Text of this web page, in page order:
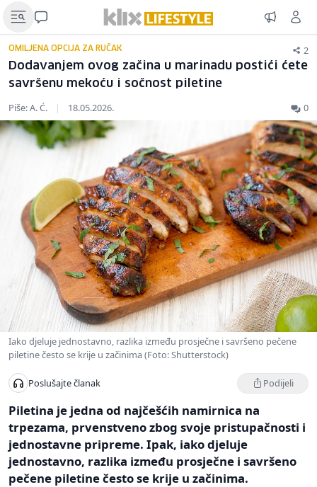
OMILJENA OPCIJA ZA RUČAK 2
Dodavanjem ovog začina u marinadu postići ćete
savršenu mekoću i sočnost piletine
Piše: A. Ć. | 18.05.2026. 0
Iako djeluje jednostavno, razlika između prosječne i savršeno pečene
piletine često se krije u začinima (Foto: Shutterstock)
Poslušajte članak Podijeli
Piletina je jedna od najčešćih namirnica na
trpezama, prvenstveno zbog svoje pristupačnosti i
jednostavne pripreme. Ipak, iako djeluje
jednostavno, razlika između prosječne i savršeno
pečene piletine često se krije u začinima.